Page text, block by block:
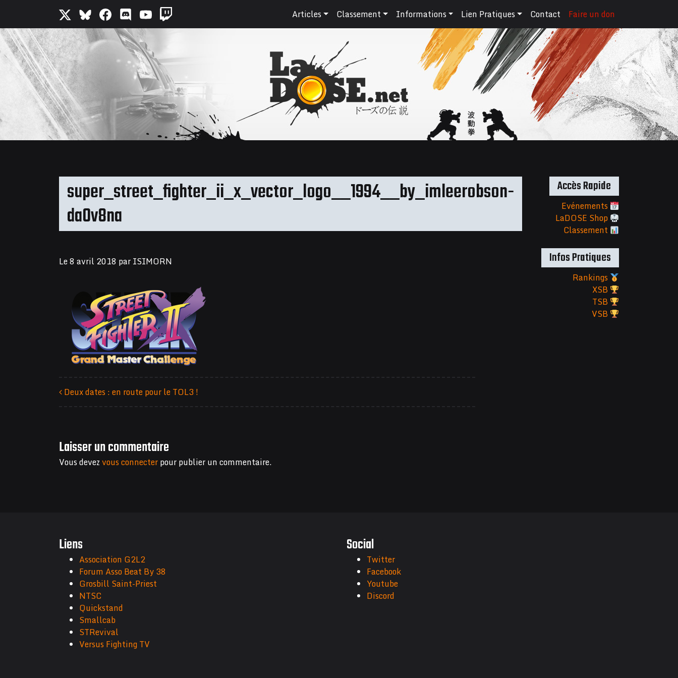
Articles Classement Informations Lien Pratiques Contact Faire un don
super_street_fighter_ii_x_vector_logo__1994__by_imleerobson-
da0v8na
Le8 avril 2018 parISIMORN
Deux dates : en route pour le TOL3 !
Laisser un commentaire
Vous devezvous connecterpour publier un commentaire.
Accès Rapide
Evénements
LaDOSE Shop
Classement
Infos Pratiques
Rankings
XSB
TSB
VSB
Liens
Association G2L2
Forum Asso Beat By 38
Grosbill Saint-Priest
NTSC
Quickstand
Smallcab
STRevival
Versus Fighting TV
Social
Twitter
Facebook
Youtube
Discord